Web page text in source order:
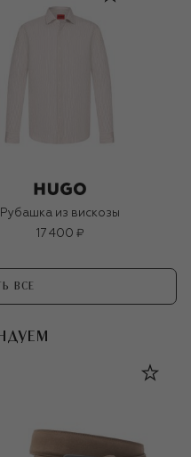
Рубашка из вискозы
17 400 ₽
ВСЕ